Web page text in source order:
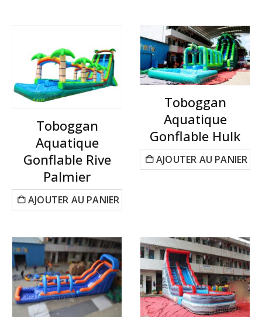
Toboggan
Aquatique
Gonflable Rive
Palmier
AJOUTER AU PANIER
Toboggan
Aquatique
Gonflable Hulk
AJOUTER AU PANIER